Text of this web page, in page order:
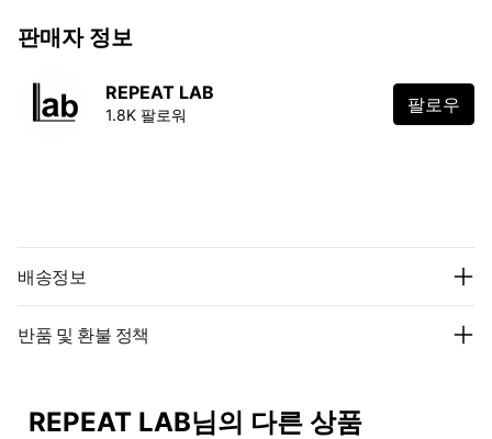
판매자 정보
REPEAT LAB
1.8K 팔로워 팔로우
배송정보
반품 및 환불 정책
REPEAT LAB님의 다른 상품